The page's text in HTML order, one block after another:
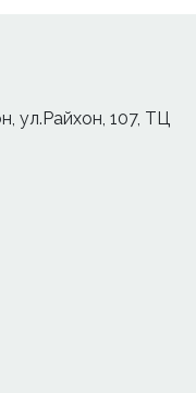
ул.Райхон, 107, ТЦ